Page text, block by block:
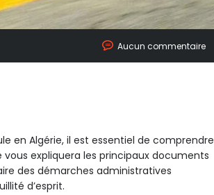
Aucun commentaire
en Algérie, il est essentiel de comprendre
expliquera les principaux documents
des démarches administratives
d’esprit.